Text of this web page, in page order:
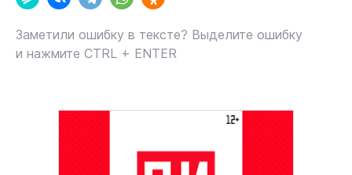
Заметили ошибку в тексте? Выделите ошибку
и нажмите CTRL + ENTER